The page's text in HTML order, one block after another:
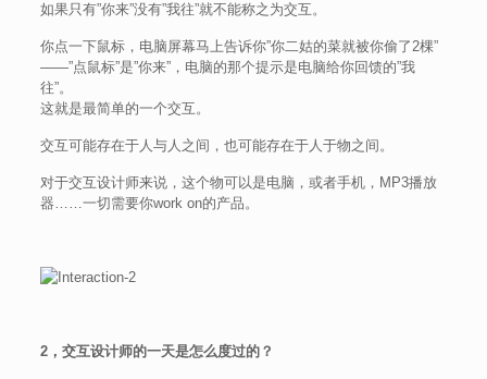
如果只有”你来”没有”我往”就不能称之为交互。
你点一下鼠标，电脑屏幕马上告诉你”你二姑的菜就被你偷了2棵”
——”点鼠标”是”你来”，电脑的那个提示是电脑给你回馈的”我
往”。
这就是最简单的一个交互。
交互可能存在于人与人之间，也可能存在于人于物之间。
对于交互设计师来说，这个物可以是电脑，或者手机，MP3播放
器……一切需要你work on的产品。
2，交互设计师的一天是怎么度过的？